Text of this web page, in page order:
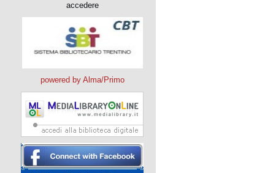
accedere
powered by Alma/Primo